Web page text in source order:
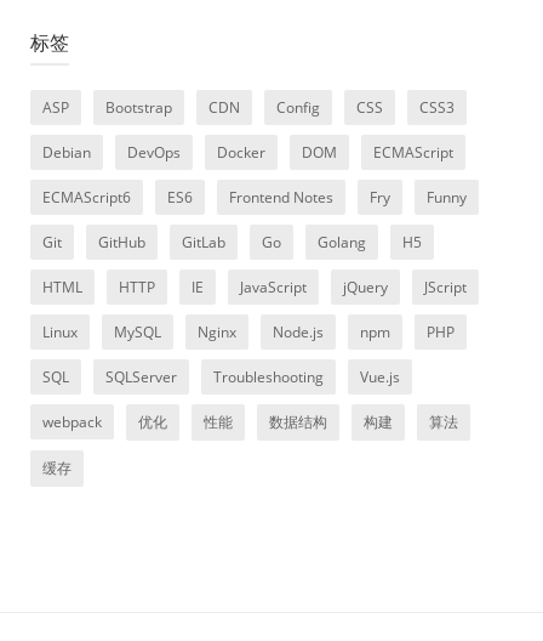
标签
ASP Bootstrap CDN Config CSS CSS3
Debian DevOps Docker DOM ECMAScript
ECMAScript6 ES6 Frontend Notes Fry Funny
Git GitHub GitLab Go Golang H5
HTML HTTP IE JavaScript jQuery JScript
Linux MySQL Nginx Node.js npm PHP
SQL SQLServer Troubleshooting Vue.js
webpack 优化 性能 数据结构 构建 算法
缓存